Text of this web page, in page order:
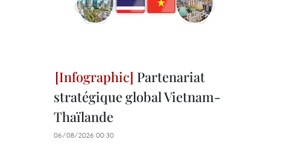
Partenariat
stratégique global Vietnam-
Thaïlande
06/08/2026 00:30